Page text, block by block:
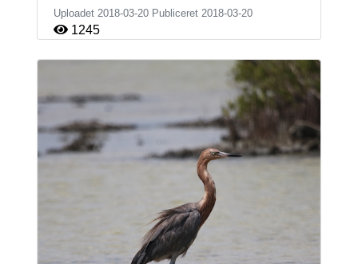
Uploadet 2018-03-20 Publiceret 2018-03-20
1245